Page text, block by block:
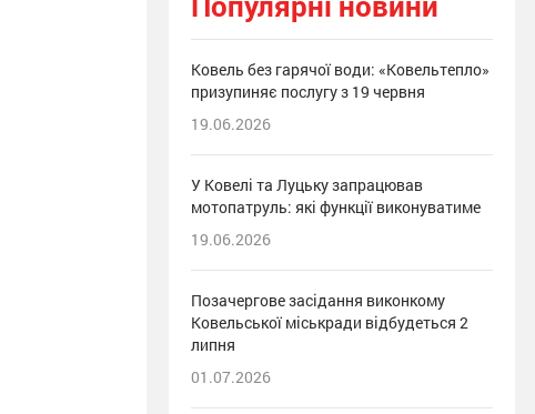
Ковель без гарячої води: «Ковельтепло»
призупиняє послугу з 19 червня
19.06.2026
У Ковелі та Луцьку запрацював
мотопатруль: які функції виконуватиме
19.06.2026
Позачергове засідання виконкому
Ковельської міськради відбудеться 2
липня
01.07.2026